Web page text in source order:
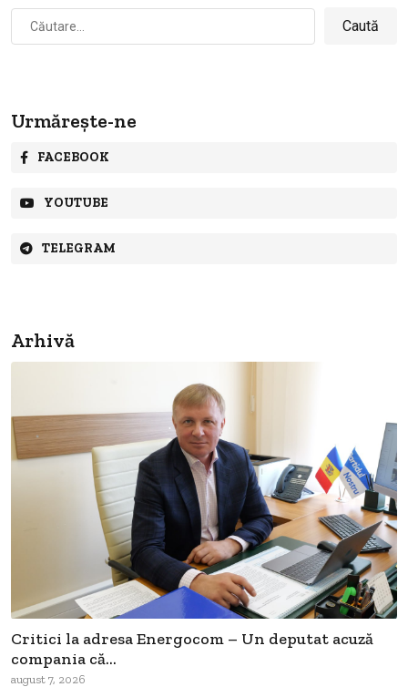
Caută
după:
Urmărește-ne
FACEBOOK
YOUTUBE
TELEGRAM
Arhivă
Critici la adresa Energocom – Un deputat acuză
compania că...
august 7, 2026